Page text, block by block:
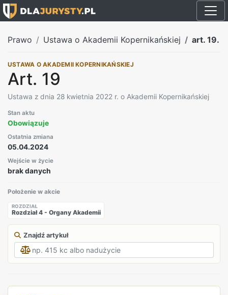
Prawo Ustawa o Akademii Kopernikańskiej art. 19.
USTAWA O AKADEMII KOPERNIKAŃSKIEJ
Art. 19
Ustawa z dnia 28 kwietnia 2022 r. o Akademii Kopernikańskiej
Stan aktu
Obowiązuje
Ostatnia zmiana
05.04.2024
Wejście w życie
brak danych
Położenie w akcie
ROZDZIAŁ
Rozdział 4 - Organy Akademii
Znajdź artykuł